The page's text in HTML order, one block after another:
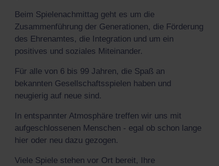
Beim Spielenachmittag geht es um die
Zusammenführung der Generationen, die Förderung
des Ehrenamtes, die Integration und um ein
positives und soziales Miteinander.
Für alle von 6 bis 99 Jahren, die Spaß an
bekannten Gesellschaftsspielen haben und
neugierig auf neue sind.
In entspannter Atmosphäre treffen wir uns mit
aufgeschlossenen Menschen - egal ob schon lange
hier oder neu dazu gezogen.
Viele Spiele stehen vor Ort bereit, Ihre